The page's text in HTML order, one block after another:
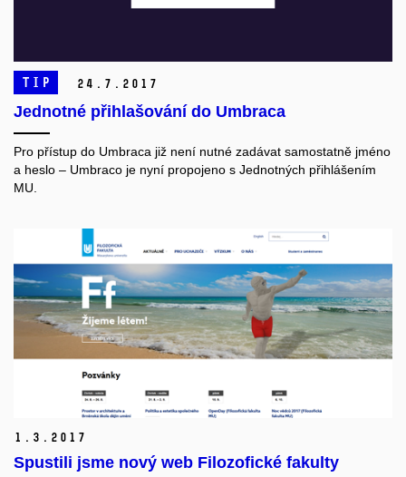
TIP 24. 7. 2017
Jednotné přihlašování do Umbraca
Pro přístup do Umbraca již není nutné zadávat samostatně jméno
a heslo – Umbraco je nyní propojeno s Jednotných přihlášením
MU.
1. 3. 2017
Spustili jsme nový web Filozofické fakulty